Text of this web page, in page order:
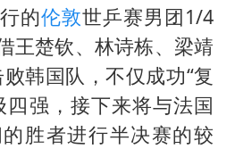
女主硬加吻戏短剧已下架
包文婧：二胎很难一碗水端平
浙江台州《告全体市民书》
香港宏福苑火灾或由烟头引起
的伦敦世乒赛男团1/4
王楚钦、林诗栋、梁靖
韩国队，不仅成功“复
四强，接下来将与法国
胜者进行半决赛的较